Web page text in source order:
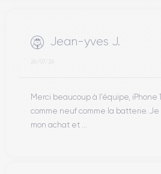
Jean-yves J.
26/07/26
Merci beaucoup à l’équipe, iPhone
comme neuf comme la batterie.
mon achat et ...